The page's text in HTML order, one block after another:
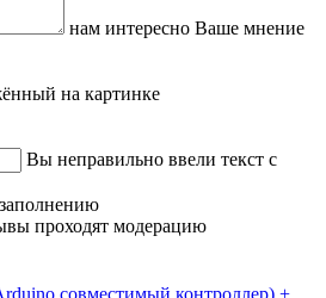
нам интересно Ваше мнение
на картинке
Вы неправильно ввели текст с
проходят модерацию